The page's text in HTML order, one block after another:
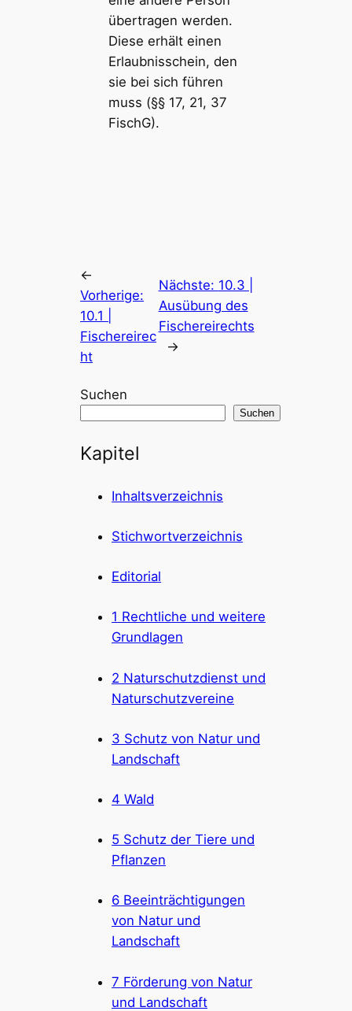
übertragen werden.
Diese erhält einen
Erlaubnisschein, den
sie bei sich führen
muss (§§ 17, 21, 37
FischG).
←
Vorherige:
10.1 |
Fischereirec
ht
Nächste: 10.3 |
Ausübung des
Fischereirechts
→
Suchen
Suchen
Kapitel
Inhaltsverzeichnis
Stichwortverzeichnis
Editorial
1 Rechtliche und weitere
Grundlagen
2 Naturschutzdienst und
Naturschutzvereine
3 Schutz von Natur und
Landschaft
4 Wald
5 Schutz der Tiere und
Pflanzen
6 Beeinträchtigungen
von Natur und
Landschaft
7 Förderung von Natur
und Landschaft